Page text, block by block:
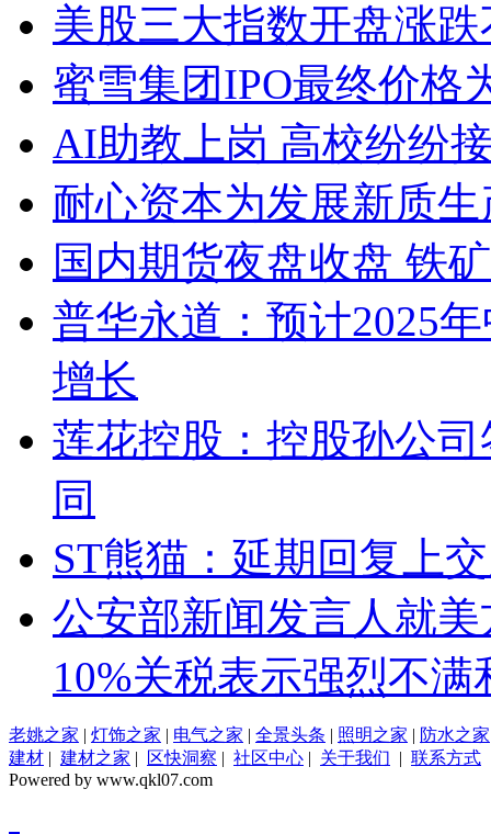
美股三大指数开盘涨
蜜雪集团IPO最终价格
AI助教上岗 高校纷纷接
耐心资本为发展新质
国内期货夜盘收盘 铁
普华永道：预计2025
增长
莲花控股：控股孙公
同
ST熊猫：延期回复上
公安部新闻发言人就
10%关税表示强烈不满
老姚之家 | 灯饰之家 | 电气之家 | 全景头条 | 照明之家 | 防水之家
建材 | 建材之家 | 区快洞察 | 社区中心 | 关于我们 | 联系方式
Powered by www.qkl07.com